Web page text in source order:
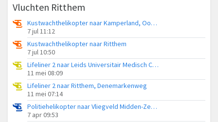
Vluchten Ritthem
Kustwachthelikopter naar Kamperland, Oost-westweg
7 jul 11:12
Kustwachthelikopter naar Ritthem
7 jul 10:50
Lifeliner 2 naar Leids Universitair Medisch Centrum (LUMC)
11 mei 08:09
Lifeliner 2 naar Ritthem, Denemarkenweg
11 mei 07:14
Politiehelikopter naar Vliegveld Midden-Zeeland
7 apr 09:53